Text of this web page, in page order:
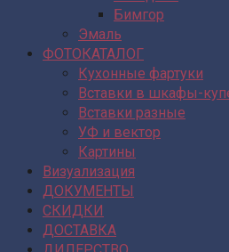
Бимгор
Эмаль
ФОТОКАТАЛОГ
Кухонные фартуки
Вставки в шкафы-
Вставки разные
УФ и вектор
Картины
Визуализация
ДОКУМЕНТЫ
СКИДКИ
ДОСТАВКА